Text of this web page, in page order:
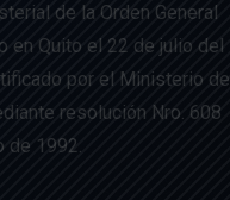
de la Orden General
en Quito el 22 de julio del
por el Ministerio de
resolución Nro. 608
de 1992.